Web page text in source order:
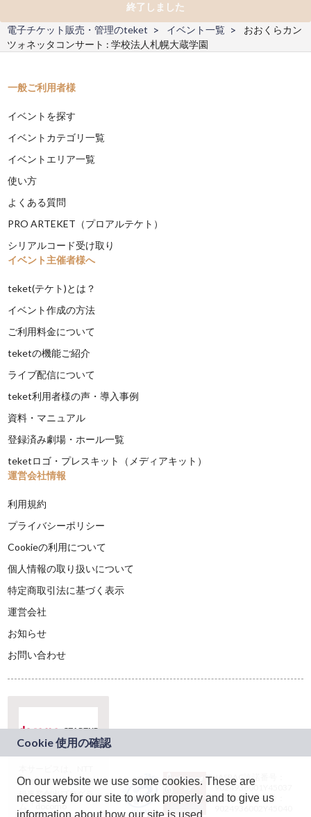
終了しました
電子チケット販売・管理のteket
イベント一覧
おおくらカン
ツォネッタコンサート : 学校法人札幌大蔵学園
一般ご利用者様
イベントを探す
イベントカテゴリ一覧
イベントエリア一覧
使い方
よくある質問
PRO ARTEKET（プロアルテケト）
シリアルコード受け取り
イベント主催者様へ
teket(テケト)とは？
イベント作成の方法
ご利用料金について
teketの機能ご紹介
ライブ配信について
teket利用者様の声・導入事例
資料・マニュアル
登録済み劇場・ホール一覧
teketロゴ・プレスキット（メディアキット）
運営会社情報
利用規約
プライバシーポリシー
Cookieの利用について
個人情報の取り扱いについて
特定商取引法に基づく表示
運営会社
お知らせ
お問い合わせ
ドコモグループの新
規事業創出プログラ
ム「docomo
JASRAC許諾番号：
9024936001Y45037
JASRAC許諾番号：
On our website we use some cookies. These are
necessary for our site to work properly and to give us
information about how our site is used.